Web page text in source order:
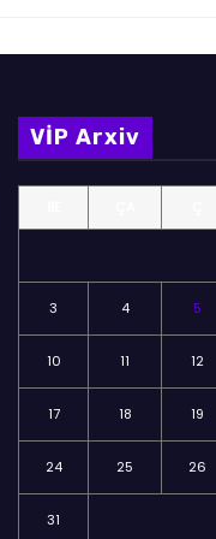
VİP Arxiv
3 4 5
10 11 12
17 18 19
24 25 26
31